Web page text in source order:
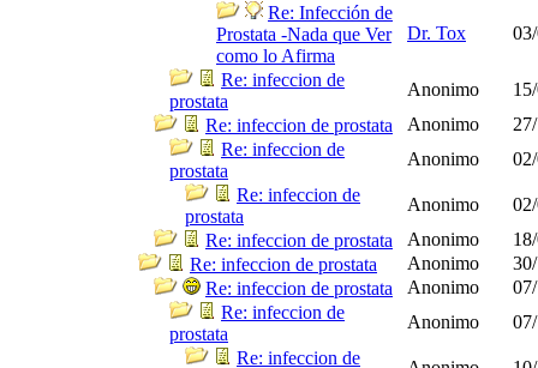
Re: Infección de
Prostata -Nada que Ver
como lo Afirma
Dr. Tox
Re: infeccion de
prostata
Anonimo
Re: infeccion de prostata
Anonimo
Re: infeccion de
prostata
Anonimo
Re: infeccion de
prostata
Anonimo
Re: infeccion de prostata
Anonimo
Re: infeccion de prostata
Anonimo
Re: infeccion de prostata
Anonimo
Re: infeccion de
prostata
Anonimo
Re: infeccion de